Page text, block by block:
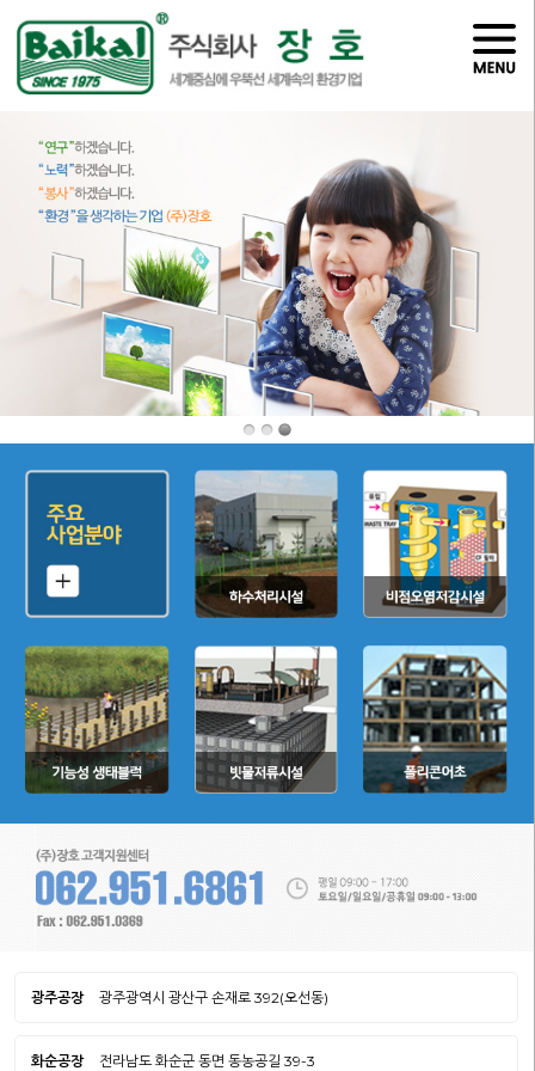
광주공장 광주광역시 광산구 손재로 392(오선동)
화순공장 전라남도 화순군 동면 동농공길 39-3